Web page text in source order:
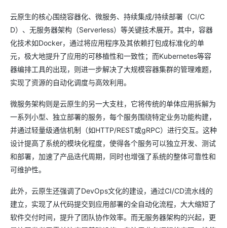
云原生的核心围绕容器化、微服务、持续集成/持续部署（CI/C
D）、无服务器架构（Serverless）等关键技术展开。其中，容器
化技术如Docker，通过将应用程序及其依赖打包成标准化的单
元，极大地提升了应用的可移植性和一致性；而Kubernetes等容
器编排工具的出现，则进一步解决了大规模容器集群的管理难题，
实现了资源的自动化调度与高效利用。
微服务架构则是云原生的另一大支柱，它将传统的单体应用拆解为
一系列小型、独立部署的服务，每个服务围绕特定业务功能构建，
并通过轻量级通信机制（如HTTP/REST或gRPC）进行交互。这种
设计提高了系统的模块化程度，使得各个服务可以独立开发、测试
和部署，加速了产品迭代周期，同时也增强了系统的整体可靠性和
可维护性。
此外，云原生还强调了DevOps文化的建设，通过CI/CD流水线的
建立，实现了从代码提交到应用部署的全自动化流程，大大缩短了
软件交付时间，提升了团队协作效率。而无服务器架构的兴起，更